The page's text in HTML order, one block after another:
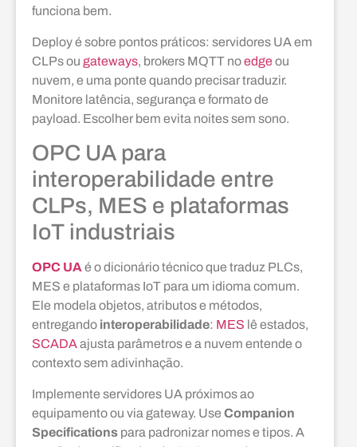
funciona bem.
Deploy é sobre pontos práticos: servidores UA em
CLPs ou gateways, brokers MQTT noedgeou
nuvem, e uma ponte quando precisar traduzir.
Monitore latência, segurança e formato de
payload. Escolher bem evita noites sem sono.
OPC UA para
interoperabilidade entre
CLPs, MES e plataformas
IoT industriais
OPC UA é o dicionário técnico que traduz PLCs,
MES e plataformas IoT para um idioma comum.
Ele modela objetos, atributos e métodos,
entregando interoperabilidade: MES lê estados,
SCADAajusta parâmetros e a nuvem entende o
contexto sem adivinhação.
Implemente servidores UA próximos ao
equipamento ou via gateway. Use Companion
Specifications para padronizar nomes e tipos. A